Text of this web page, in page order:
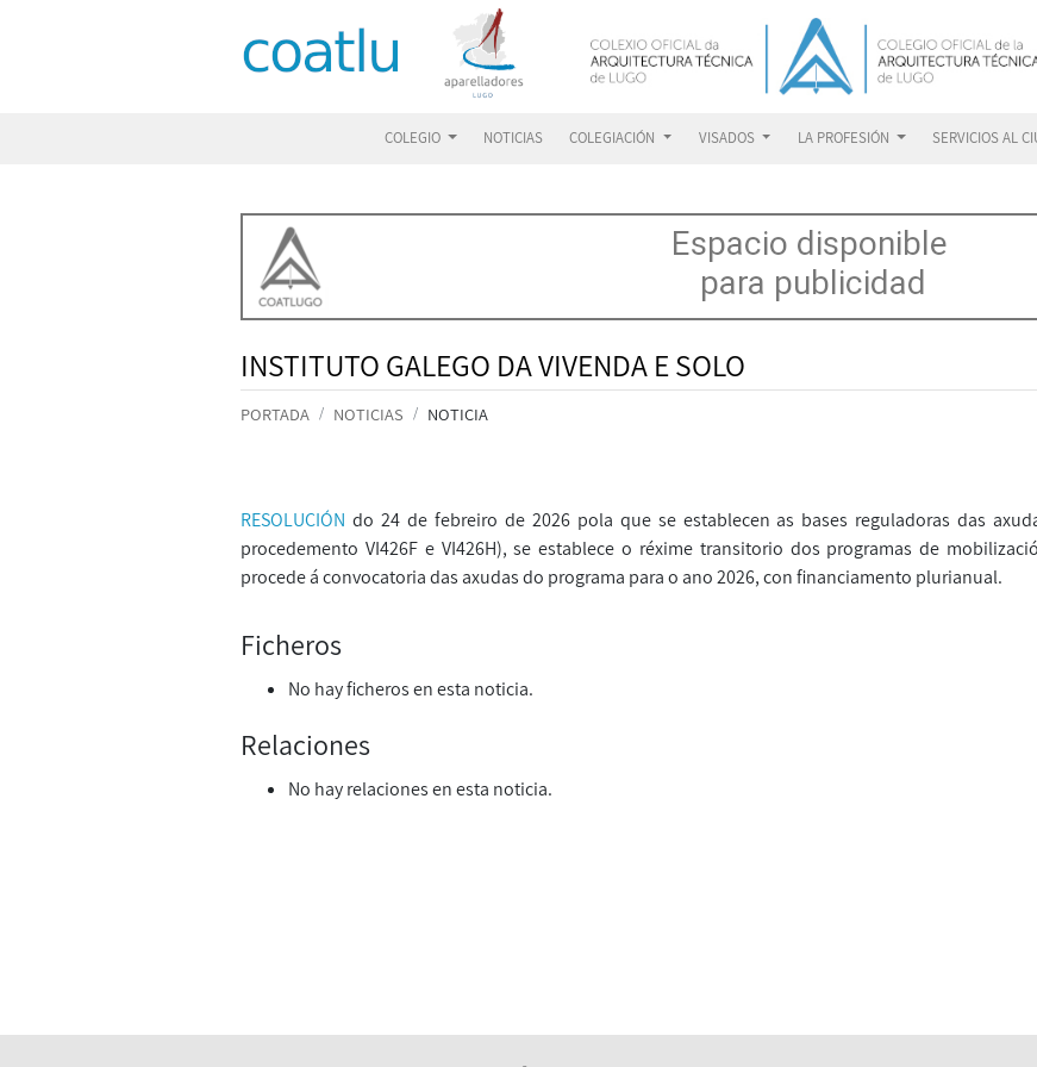
COLEGIO NOTICIAS COLEGIACIÓN VISADOS LA PROFESIÓN SERVICIOS AL
INSTITUTO GALEGO DA VIVENDA E SOLO
PORTADA NOTICIAS NOTICIA
RESOLUCIÓN do 24 de febreiro de 2026 pola que se establecen as bases reguladoras das
procedemento VI426F e VI426H), se establece o réxime transitorio dos programas de
procede á convocatoria das axudas do programa para o ano 2026, con financiamento plurianual.
Ficheros
No hay ficheros en esta noticia.
Relaciones
No hay relaciones en esta noticia.